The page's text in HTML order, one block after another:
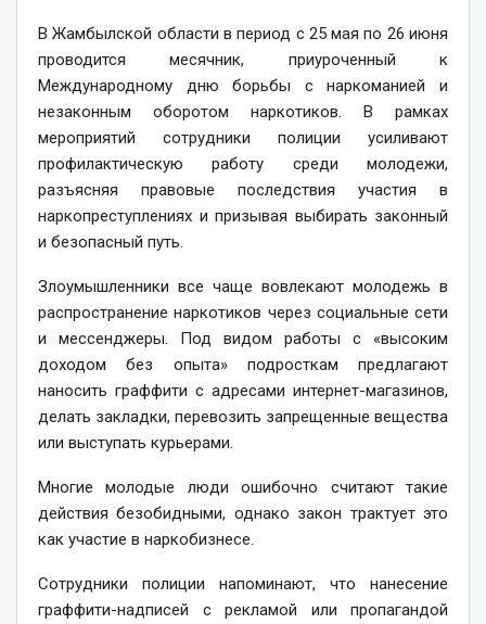
В Жамбылской области в период с 25 мая по 26 июня
проводится месячник, приуроченный к
Международному дню борьбы с наркоманией и
незаконным оборотом наркотиков. В рамках
мероприятий сотрудники полиции усиливают
профилактическую работу среди молодежи,
разъясняя правовые последствия участия в
наркопреступлениях и призывая выбирать законный
и безопасный путь.
Злоумышленники все чаще вовлекают молодежь в
распространение наркотиков через социальные сети
и мессенджеры. Под видом работы с «высоким
доходом без опыта» подросткам предлагают
наносить граффити с адресами интернет-магазинов,
делать закладки, перевозить запрещенные вещества
или выступать курьерами.
Многие молодые люди ошибочно считают такие
действия безобидными, однако закон трактует это
как участие в наркобизнесе.
Сотрудники полиции напоминают, что нанесение
граффити-надписей с рекламой или пропагандой